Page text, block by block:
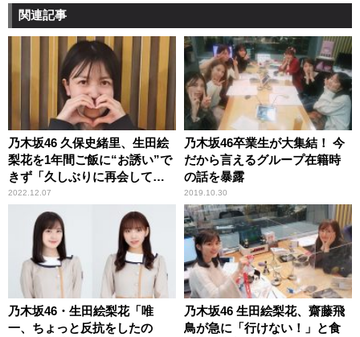
関連記事
乃木坂46 久保史緒里、生田絵
梨花を1年間ご飯に“お誘い”で
きず「久しぶりに再会して謝
りました」
2022.12.07
乃木坂46卒業生が大集結！ 今
だから言えるグループ在籍時
の話を暴露
2019.10.30
乃木坂46・生田絵梨花「唯
一、ちょっと反抗をしたの
乃木坂46 生田絵梨花、齋藤飛
鳥が急に「行けない！」と食